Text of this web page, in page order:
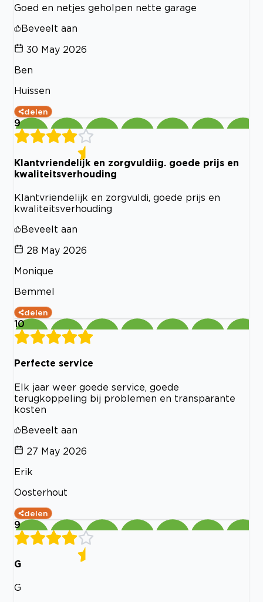
Goed en netjes geholpen nette garage
Beveelt aan
30 May 2026
Ben
Huissen
delen
9
Klantvriendelijk en zorgvuldiig. goede prijs en
kwaliteitsverhouding
Klantvriendelijk en zorgvuldi, goede prijs en
kwaliteitsverhouding
Beveelt aan
28 May 2026
Monique
Bemmel
delen
10
Perfecte service
Elk jaar weer goede service, goede
terugkoppeling bij problemen en transparante
kosten
Beveelt aan
27 May 2026
Erik
Oosterhout
delen
9
G
G